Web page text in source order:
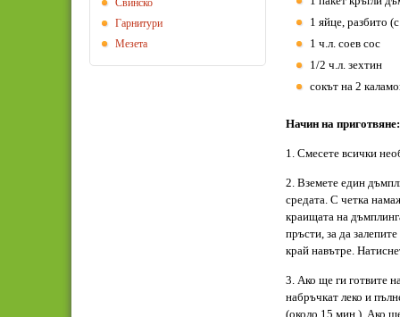
1 яйце, разбито
1 ч.л. соев сос
1/2 ч.л. зехтин
сокът на 2
Начин на приготвяне:
1. Смесете всички
2. Вземете един
средата. С четка
краищата на
пръсти, за да
край навътре.
3. Ако ще ги готвите
набръчкат леко и
(около 15 мин.). Ако
Свинско
Гарнитури
Мезета